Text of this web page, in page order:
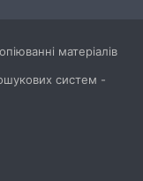
матеріалів
систем -